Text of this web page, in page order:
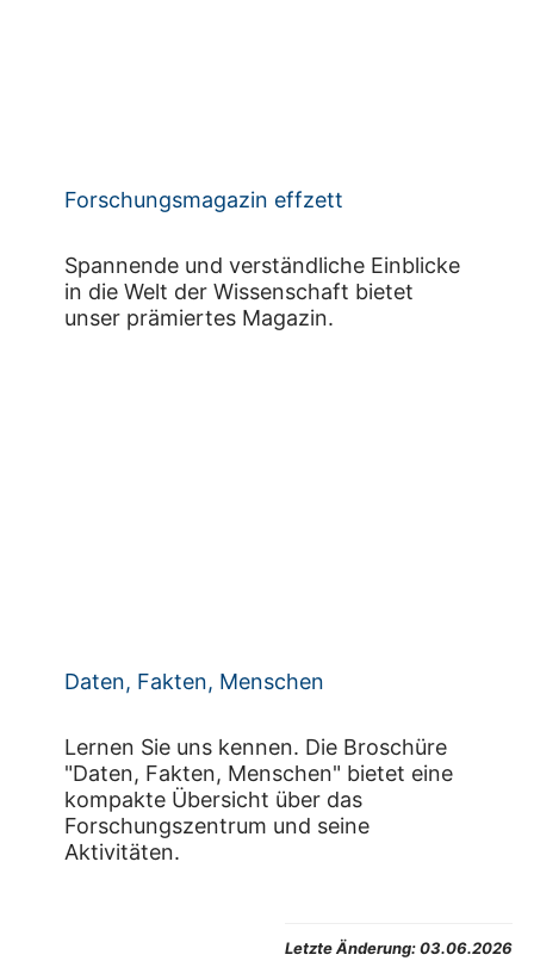
Forschungsmagazin effzett
Spannende und verständliche Einblicke
in die Welt der Wissenschaft bietet
unser prämiertes Magazin.
Daten, Fakten, Menschen
Lernen Sie uns kennen. Die Broschüre
"Daten, Fakten, Menschen" bietet eine
kompakte Übersicht über das
Forschungszentrum und seine
Aktivitäten.
Letzte Änderung:03.06.2026